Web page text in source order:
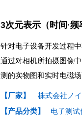
3次元表示（时间·
针对电子设备开发过程
通过对相机所拍摄图像
测的实物图和实时电磁
【厂家】
株式会社ノ
【产品分类】
电子测试